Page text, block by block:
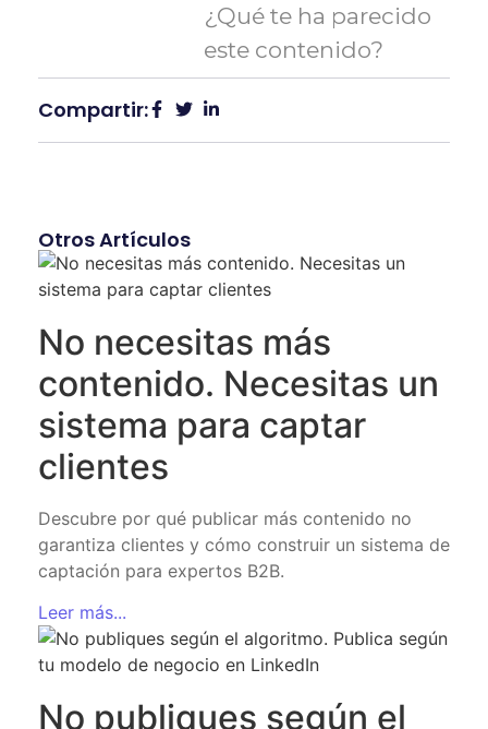
¿Qué te ha parecido
este contenido?
Compartir:
Otros Artículos
No necesitas más
contenido. Necesitas un
sistema para captar
clientes
Descubre por qué publicar más contenido no
garantiza clientes y cómo construir un sistema de
captación para expertos B2B.
Leer más...
No publiques según el